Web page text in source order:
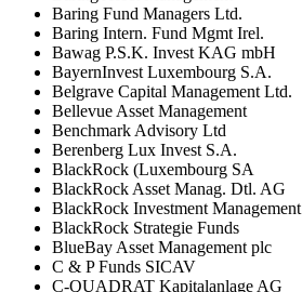
Baring Fund Managers Ltd.
Baring Intern. Fund Mgmt Irel.
Bawag P.S.K. Invest KAG mbH
BayernInvest Luxembourg S.A.
Belgrave Capital Management Ltd.
Bellevue Asset Management
Benchmark Advisory Ltd
Berenberg Lux Invest S.A.
BlackRock (Luxembourg SA
BlackRock Asset Manag. Dtl. AG
BlackRock Investment Management
BlackRock Strategie Funds
BlueBay Asset Management plc
C & P Funds SICAV
C-QUADRAT Kapitalanlage AG